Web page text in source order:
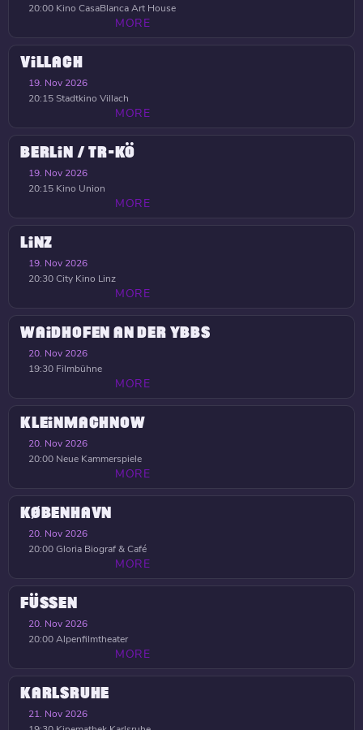
20:00 Kino CasaBlanca Art House
MORE
VILLACH
19. Nov 2026
20:15Stadtkino Villach
MORE
BERLIN / TR-KÖ
19. Nov 2026
20:15 Kino Union
MORE
LINZ
19. Nov 2026
20:30City Kino Linz
MORE
WAIDHOFEN AN DER YBBS
20. Nov 2026
19:30 Filmbühne
MORE
KLEINMACHNOW
20. Nov 2026
20:00 Neue Kammerspiele
MORE
KØBENHAVN
20. Nov 2026
20:00Gloria Biograf & Café
MORE
FÜSSEN
20. Nov 2026
20:00Alpenfilmtheater
MORE
KARLSRUHE
21. Nov 2026